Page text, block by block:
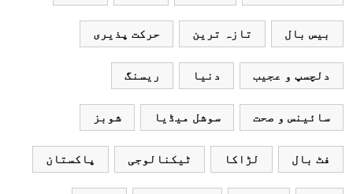
بیس بال تازہ ترین حرکت پذیری
دلچسپ و عجیب دنیا ریسنگ
سائینس و صحت سوشل میڈیا شوبز
فٹ بال لڑاکا ٹیکنالوجی پاکستان